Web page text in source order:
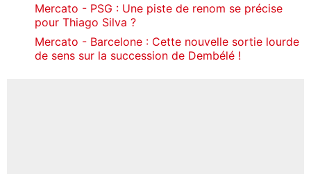
Mercato - PSG : Une piste de renom se précise
pour Thiago Silva ?
Mercato - Barcelone : Cette nouvelle sortie lourde
de sens sur la succession de Dembélé !